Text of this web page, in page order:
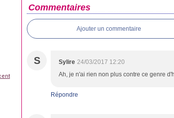
Commentaires
Ajouter un commentaire
S Sylire 24/03/2017 12:20
Ah, je n'ai rien non plus contre ce genre
Répondre